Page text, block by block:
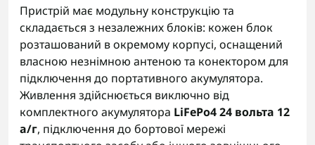
Пристрій має модульну конструкцію та
складається з незалежних блоків: кожен блок
розташований в окремому корпусі, оснащений
власною незнімною антеною та конектором для
підключення до портативного акумулятора.
Живлення здійснюється виключно від
комплектного акумулятора LiFePo4 24 вольта 12
а/г, підключення до бортової мережі